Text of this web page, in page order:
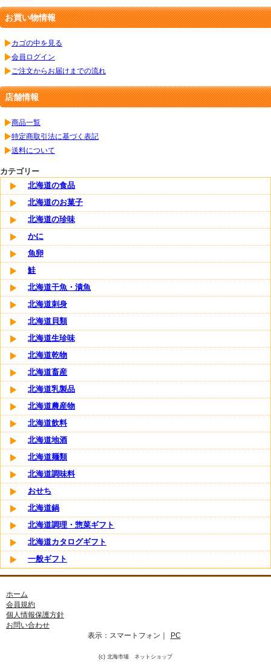
お買い物情報
カゴの中を見る
会員ログイン
ご注文からお届けまでの流れ
店舗情報
商品一覧
特定商取引法に基づく表記
送料について
カテゴリー
北海道の食品
北海道のお菓子
北海道の珍味
かに
魚卵
鮭
北海道干魚・漬魚
北海道刺身
北海道貝類
北海道生珍味
北海道乾物
北海道畜産
北海道乳製品
北海道農産物
北海道飲料
北海道地酒
北海道麺類
北海道調味料
おせち
北海道鍋
北海道調理・惣菜ギフト
北海道カタログギフト
一般ギフト
ホーム
会員規約
個人情報保護方針
お問い合わせ
表示： スマートフォン ｜ PC
(c) 北海市場 ネットショップ